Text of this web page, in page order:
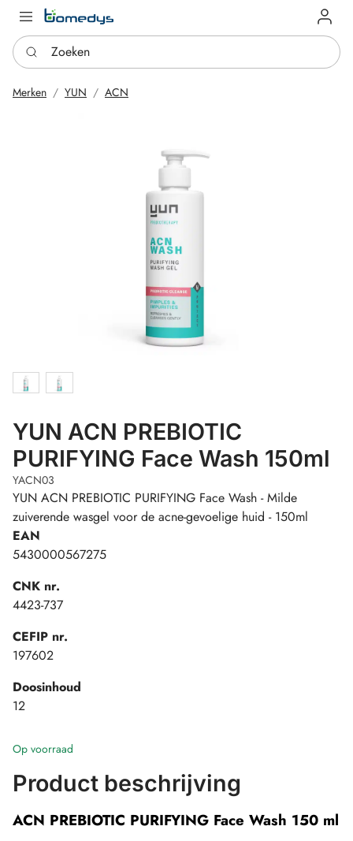
Log in
Zoeken
Merken YUN ACN
YUN ACN PREBIOTIC
PURIFYING Face Wash 150ml
YACN03
YUN ACN PREBIOTIC PURIFYING Face Wash - Milde
zuiverende wasgel voor de acne-gevoelige huid - 150ml
EAN
5430000567275
CNK nr.
4423-737
CEFIP nr.
197602
Doosinhoud
12
Op voorraad
Product beschrijving
ACN PREBIOTIC PURIFYING Face Wash 150 ml